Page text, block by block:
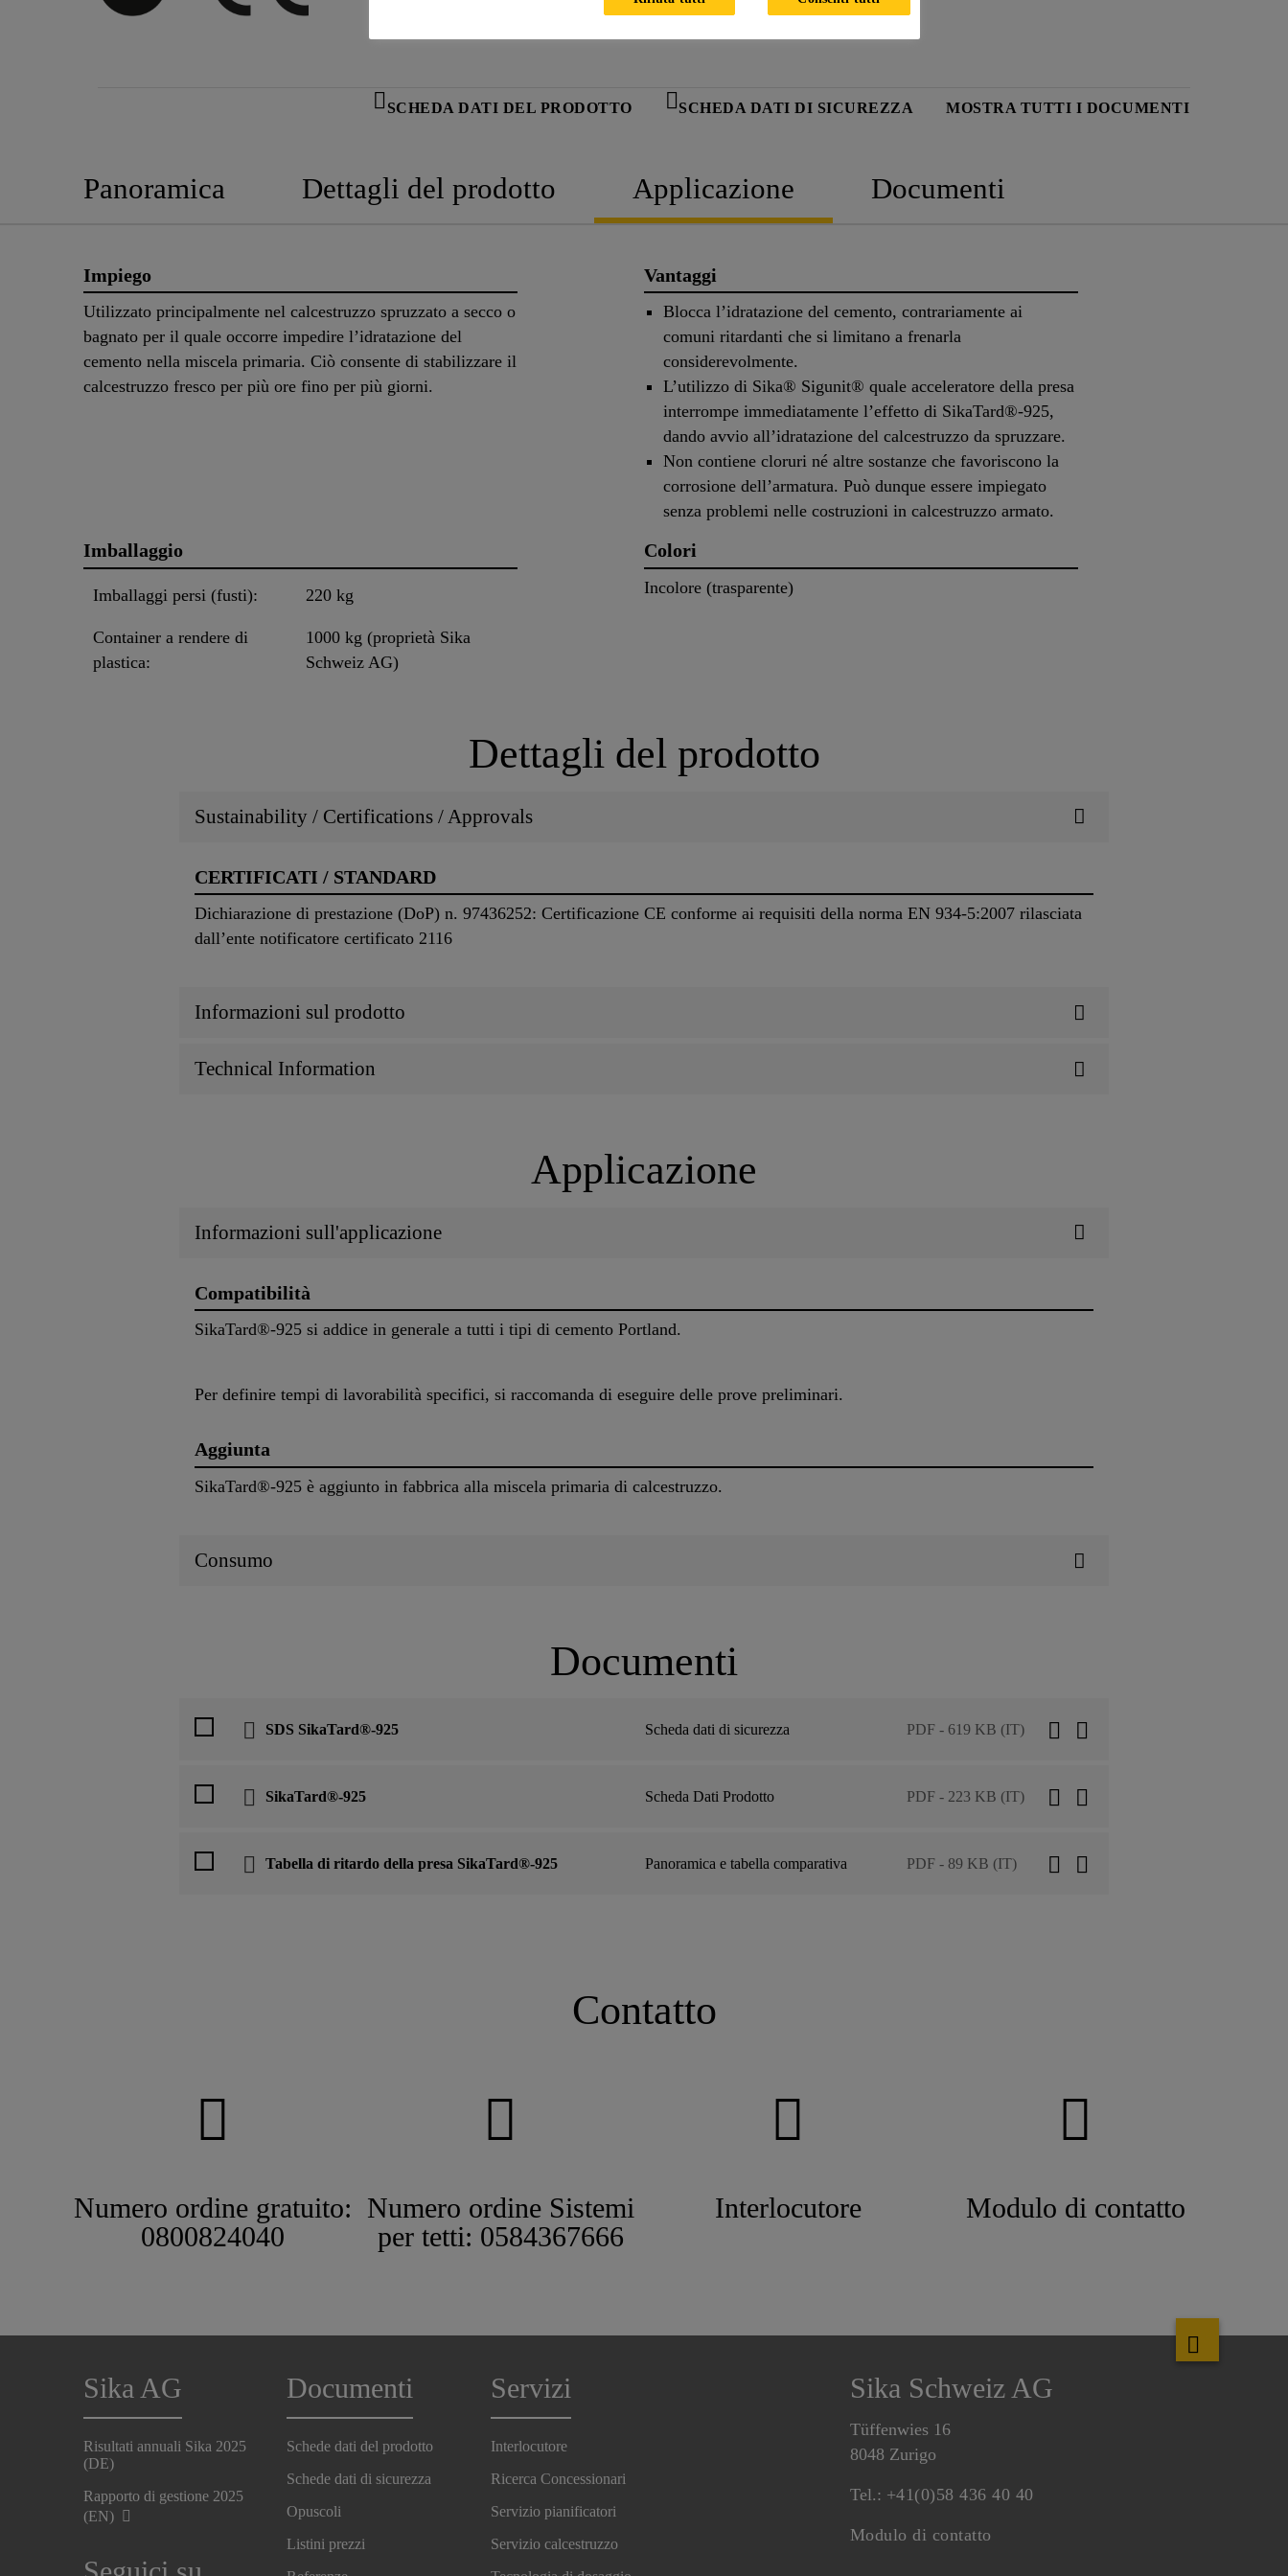
SCHEDA DATI DEL PRODOTTO SCHEDA DATI DI SICUREZZA MOSTRA TUTTI I DOCUMENTI
Panoramica Dettagli del prodotto Applicazione Documenti
Impiego
Utilizzato principalmente nel calcestruzzo spruzzato a secco o
bagnato per il quale occorre impedire l’idratazione del
cemento nella miscela primaria. Ciò consente di stabilizzare il
calcestruzzo fresco per più ore fino per più giorni.
Vantaggi
Blocca l’idratazione del cemento, contrariamente ai
comuni ritardanti che si limitano a frenarla
considerevolmente.
L’utilizzo di Sika® Sigunit® quale acceleratore della presa
interrompe immediatamente l’effetto di SikaTard®-925,
dando avvio all’idratazione del calcestruzzo da spruzzare.
Non contiene cloruri né altre sostanze che favoriscono la
corrosione dell’armatura. Può dunque essere impiegato
senza problemi nelle costruzioni in calcestruzzo armato.
Imballaggio
Imballaggi persi (fusti): 220 kg
Container a rendere di
plastica:
1000 kg (proprietà Sika
Schweiz AG)
Colori
Incolore (trasparente)
Dettagli del prodotto
Sustainability / Certifications / Approvals
CERTIFICATI / STANDARD
Dichiarazione di prestazione (DoP) n. 97436252: Certificazione CE conforme ai requisiti della norma EN 934-5:2007 rilasciata
dall’ente notificatore certificato 2116
Informazioni sul prodotto
Technical Information
Applicazione
Informazioni sull'applicazione
Compatibilità
SikaTard®-925 si addice in generale a tutti i tipi di cemento Portland.
Per definire tempi di lavorabilità specifici, si raccomanda di eseguire delle prove preliminari.
Aggiunta
SikaTard®-925 è aggiunto in fabbrica alla miscela primaria di calcestruzzo.
Consumo
Documenti
SDS SikaTard®-925 Scheda dati di sicurezza PDF - 619 KB (IT)
SikaTard®-925 Scheda Dati Prodotto PDF - 223 KB (IT)
Tabella di ritardo della presa SikaTard®-925 Panoramica e tabella comparativa PDF - 89 KB (IT)
Contatto
Numero ordine gratuito:
0800824040
Numero ordine Sistemi
per tetti: 0584367666
Interlocutore Modulo di contatto
Sika AG
Risultati annuali Sika 2025
(DE)
Rapporto di gestione 2025
(EN)
Documenti
Schede dati del prodotto
Schede dati di sicurezza
Opuscoli
Listini prezzi
Servizi
Interlocutore
Ricerca Concessionari
Servizio pianificatori
Servizio calcestruzzo
Sika Schweiz AG
Tüffenwies 16
8048 Zurigo
Tel.: +41(0)58 436 40 40
Modulo di contatto